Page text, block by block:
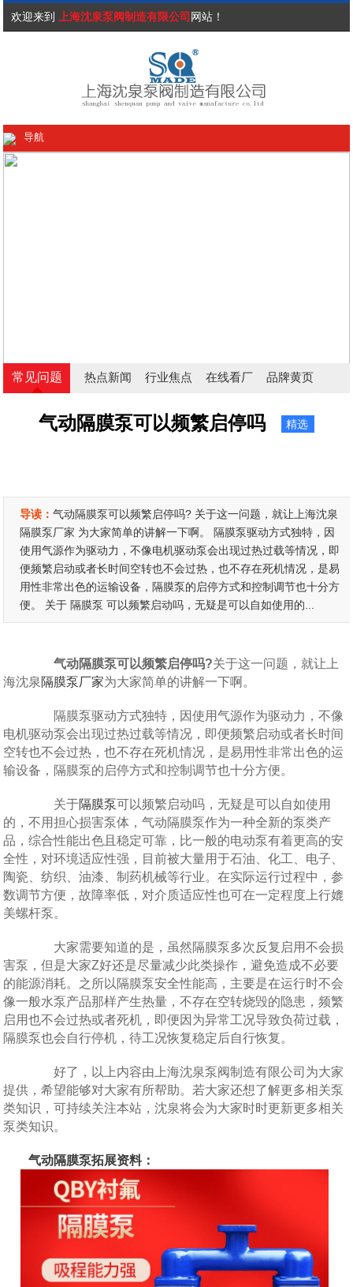
欢迎来到 上海沈泉泵阀制造有限公司 网站！
导航
常见问题 热点新闻 行业焦点 在线看厂 品牌黄页
气动隔膜泵可以频繁启停吗 精选
导读：气动隔膜泵可以频繁启停吗? 关于这一问题，就让上海沈泉
隔膜泵厂家 为大家简单的讲解一下啊。 隔膜泵驱动方式独特，因
使用气源作为驱动力，不像电机驱动泵会出现过热过载等情况，即
便频繁启动或者长时间空转也不会过热，也不存在死机情况，是易
用性非常出色的运输设备，隔膜泵的启停方式和控制调节也十分方
便。 关于 隔膜泵 可以频繁启动吗，无疑是可以自如使用的...
气动隔膜泵可以频繁启停吗?关于这一问题，就让上
海沈泉 隔膜泵厂家为大家简单的讲解一下啊。
隔膜泵驱动方式独特，因使用气源作为驱动力，不像
电机驱动泵会出现过热过载等情况，即便频繁启动或者长时间
空转也不会过热，也不存在死机情况，是易用性非常出色的运
输设备，隔膜泵的启停方式和控制调节也十分方便。
关于隔膜泵可以频繁启动吗，无疑是可以自如使用
的，不用担心损害泵体，气动隔膜泵作为一种全新的泵类产
品，综合性能出色且稳定可靠，比一般的电动泵有着更高的安
全性，对环境适应性强，目前被大量用于石油、化工、电子、
陶瓷、纺织、油漆、制药机械等行业。在实际运行过程中，参
数调节方便，故障率低，对介质适应性也可在一定程度上行媲
美螺杆泵。
大家需要知道的是，虽然隔膜泵多次反复启用不会损
害泵，但是大家Z好还是尽量减少此类操作，避免造成不必要
的能源消耗。之所以隔膜泵安全性能高，主要是在运行时不会
像一般水泵产品那样产生热量，不存在空转烧毁的隐患，频繁
启用也不会过热或者死机，即便因为异常工况导致负荷过载，
隔膜泵也会自行停机，待工况恢复稳定后自行恢复。
好了，以上内容由上海沈泉泵阀制造有限公司为大家
提供，希望能够对大家有所帮助。若大家还想了解更多相关泵
类知识，可持续关注本站，沈泉将会为大家时时更新更多相关
泵类知识。
气动隔膜泵拓展资料：